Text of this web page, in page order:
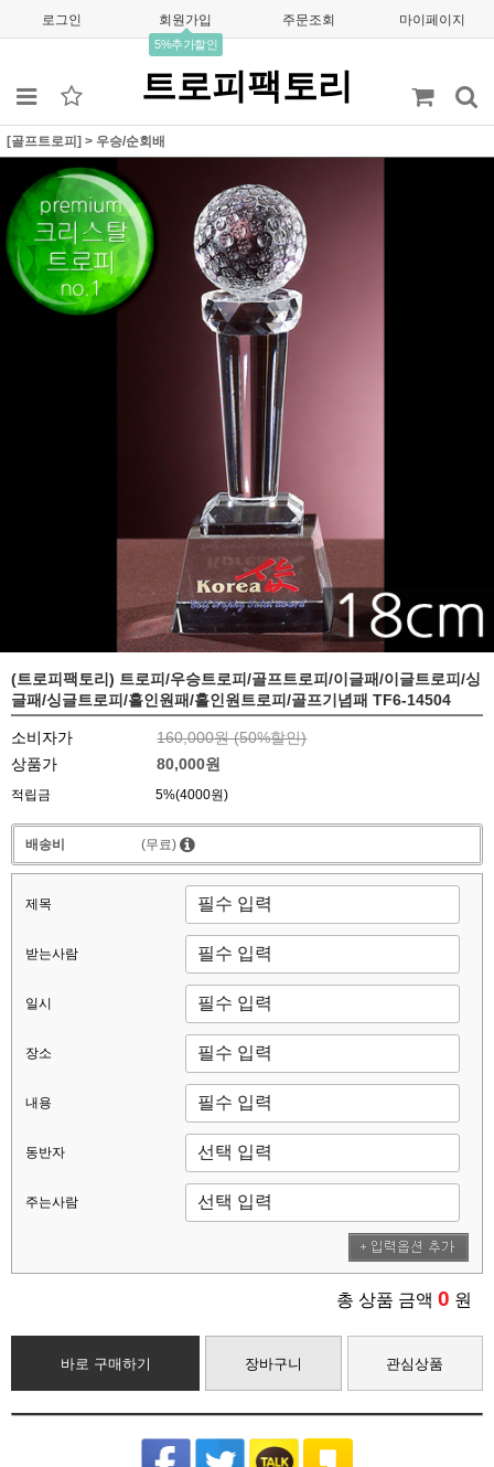
로그인 회원가입
5%추가할인
주문조회 마이페이지
트로피팩토리
[골프트로피] > 우승/순회배
(트로피팩토리) 트로피/우승트로피/골프트로피/이글패/이글트로피/싱
글패/싱글트로피/홀인원패/홀인원트로피/골프기념패 TF6-14504
소비자가 160,000원 (50%할인)
상품가
80,000원
적립금 5%(4000원)
배송비 (무료)
제목
받는사람
일시
장소
내용
동반자
주는사람
총 상품 금액 0 원
바로 구매하기 장바구니 관심상품